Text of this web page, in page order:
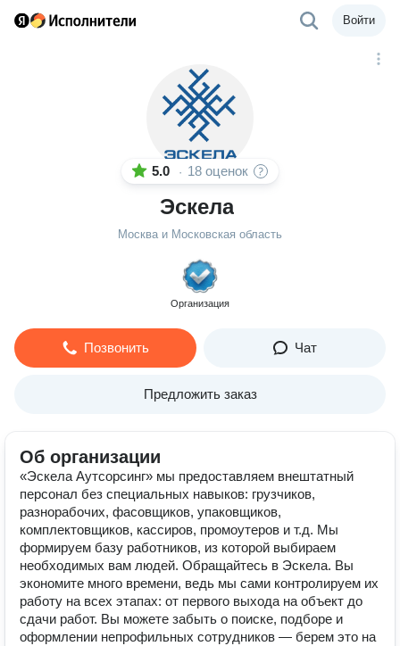
Войти
5.0 · 18 оценок
Эскела
Москва и Московская область
Организация
Позвонить Чат
Предложить заказ
Об организации
«Эскела Аутсорсинг» мы предоставляем внештатный
персонал без специальных навыков: грузчиков,
разнорабочих, фасовщиков, упаковщиков,
комплектовщиков, кассиров, промоутеров и т.д. Мы
формируем базу работников, из которой выбираем
необходимых вам людей. Обращайтесь в Эскела. Вы
экономите много времени, ведь мы сами контролируем их
работу на всех этапах: от первого выхода на объект до
сдачи работ. Вы можете забыть о поиске, подборе и
оформлении непрофильных сотрудников — берем это на